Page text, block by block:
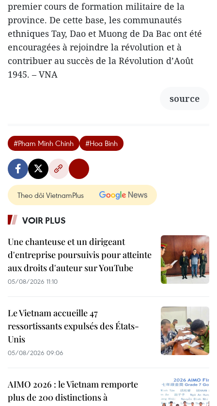
premier cours de formation militaire de la
province. De cette base, les communautés
ethniques Tay, Dao et Muong de Da Bac ont été
encouragées à rejoindre la révolution et à
contribuer au succès de la Révolution d’Août
1945. – VNA
source
#Pham Minh Chinh #Hoa Binh
Theo dõi VietnamPlus
VOIR PLUS
Une chanteuse et un dirigeant
d'entreprise poursuivis pour atteinte
aux droits d'auteur sur YouTube
05/08/2026 11:10
Le Vietnam accueille 47
ressortissants expulsés des États-
Unis
05/08/2026 09:06
AIMO 2026 : le Vietnam remporte
plus de 200 distinctions à